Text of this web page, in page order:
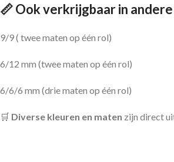
📏 Ook verkrijgbaar in
9/9 ( twee maten op één rol)
6/12 mm (twee maten op één rol)
6/6/6 mm (drie maten op één rol)
🛒 Diverse kleuren en maten zijn direct